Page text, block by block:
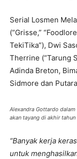
Serial Losmen
(“Grisse,”
TekiTika”), Dwi
Therrine (“Tarung
Adinda Breton,
Sidmore dan
Alexandra Gottardo
akan tayang di akhir
“Banyak kerja
untuk